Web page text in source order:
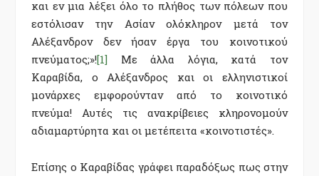
και εν μια λέξει όλο το πλήθος των πόλεων που
εστόλισαν την Ασίαν ολόκληρον μετά τον
Αλέξανδρον δεν ήσαν έργα του κοινοτικού
πνεύματος;»![1] Με άλλα λόγια, κατά τον
Καραβίδα, ο Αλέξανδρος και οι ελληνιστικοί
μονάρχες εμφορούνταν από το κοινοτικό
πνεύμα! Αυτές τις ανακρίβειες κληρονομούν
αδιαμαρτύρητα και οι μετέπειτα «κοινοτιστές».
Επίσης ο Καραβίδας γράφει παραδόξως πως στην